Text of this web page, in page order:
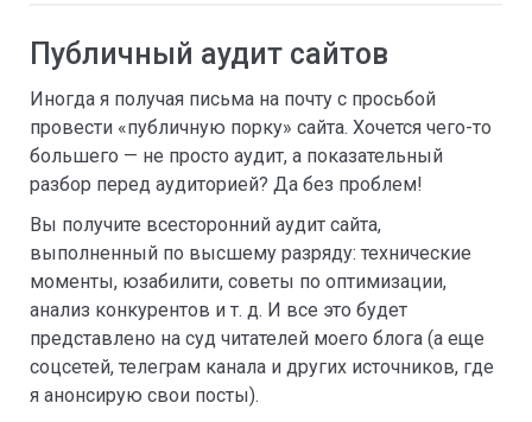
Публичный аудит сайтов
Иногда я получая письма на почту с просьбой
провести «публичную порку» сайта. Хочется чего-то
большего — не просто аудит, а показательный
разбор перед аудиторией? Да без проблем!
Вы получите всесторонний аудит сайта,
выполненный по высшему разряду: технические
моменты, юзабилити, советы по оптимизации,
анализ конкурентов и т. д. И все это будет
представлено на суд читателей моего блога (а еще
соцсетей, телеграм канала и других источников, где
я анонсирую свои посты).